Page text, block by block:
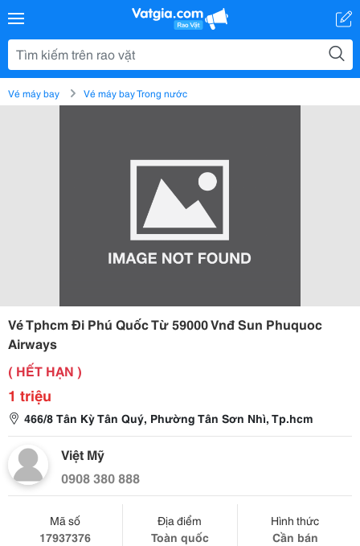
Vé máy bay Vé máy bay Trong nước
Vé Tphcm Đi Phú Quốc Từ 59000 Vnđ Sun Phuquoc
Airways
( HẾT HẠN )
1 triệu
466/8 Tân Kỳ Tân Quý, Phường Tân Sơn Nhì, Tp.hcm
Việt Mỹ
0908 380 888
Mã số
17937376
Địa điểm
Toàn quốc
Hình thức
Cần bán